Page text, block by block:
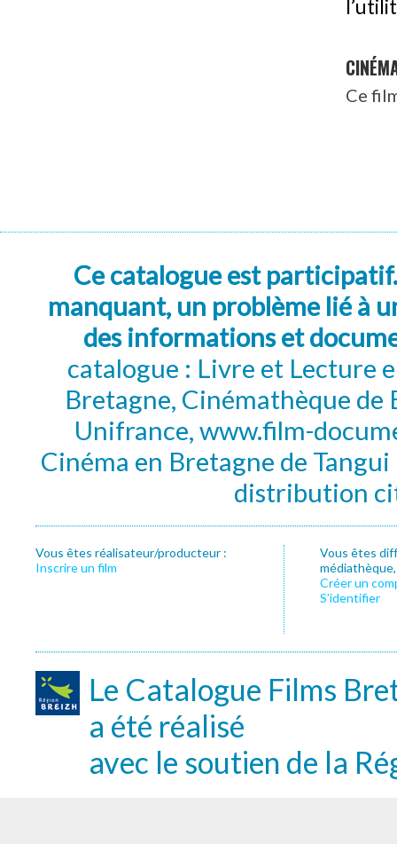
Ce
Ce catalogue est
manquant, un problème lié à
des informations et
catalogue : Livre et Lecture
Bretagne, Cinémathèque de
Unifrance, www.film-
Cinéma en Bretagne de
distribution
Vous êtes réalisateur/producteur :
Inscrire un film
Vous êtes
Créer un
S’identifier
Le Catalogue Films
a été réalisé
avec le soutien de la